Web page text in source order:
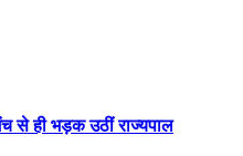
से ही भड़क उठीं राज्यपाल